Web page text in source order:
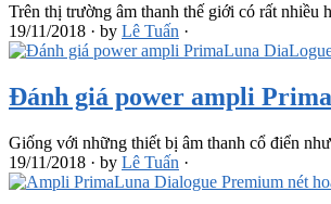
Trên thị trường âm thanh thế giới có rất
19/11/2018 · by Lê Tuấn ·
Đánh giá power ampli
Giống với những thiết bị âm thanh cổ điển
19/11/2018 · by Lê Tuấn ·